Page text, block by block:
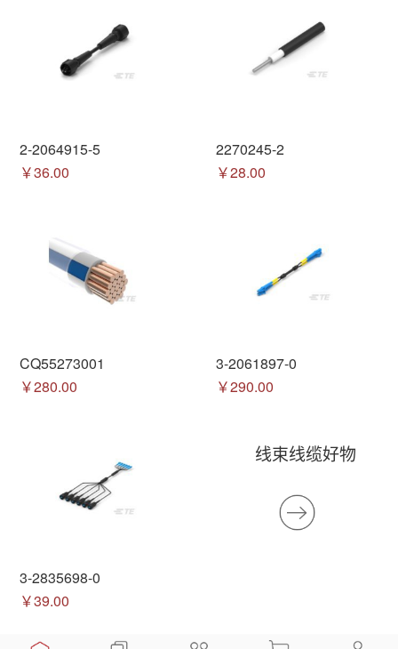
2-2064915-5
￥36.00
2270245-2
￥28.00
CQ55273001
￥280.00
3-2061897-0
￥290.00
3-2835698-0
￥39.00
线束线缆好物